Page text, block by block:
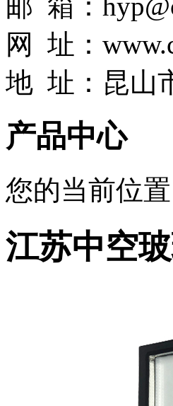
邮 箱：
网
址：
地 址：昆山
产品中心
您的当前位置
江苏中空